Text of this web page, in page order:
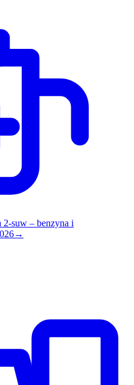
suw – benzyna i
→